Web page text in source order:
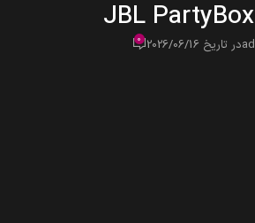
JBL
در تاریخ 2026/06/16 0